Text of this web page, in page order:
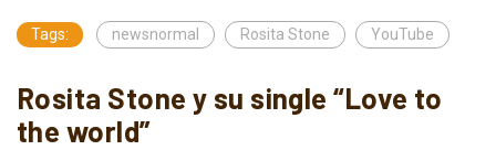
Tags: newsnormal Rosita Stone YouTube
Rosita Stone y su single “Love to
the world”